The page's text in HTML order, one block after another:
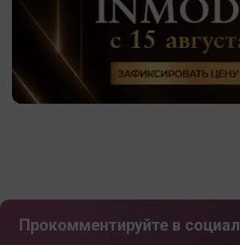
Прокомментируйте в